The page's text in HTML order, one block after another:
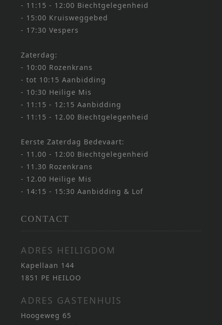
- 11:15 - 12:00 Biechtgelegenheid
- 15:00 Kruisweggebed
- 17:30 Vespers
Zaterdag:
- 10:00 Rozenkrans
- tot 10:15 Aanbidding
- 10:30 Heilige Mis
- 11:15 - 12:15 Aanbidding
- 11:15 - 12.00 Biechtgelegenheid
Eerste Zaterdag Bedevaart:
- 11.00 - 12:00 Biechtgelegenheid
- 11.30 Rozenkrans
- 12.00 Heilige Mis
- 14:15 - 15:30 Aanbidding & Lof
CONTACT
ADRES HEILIGDOM
Kapellaan 144
1851 PE HEILOO
ADRES GASTENHUIS
Hoogeweg 65